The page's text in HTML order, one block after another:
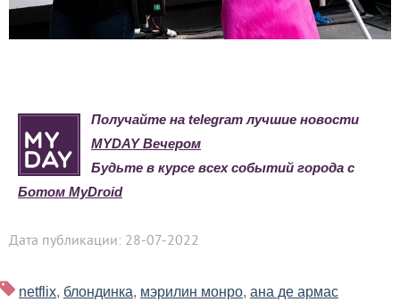
Получайте на telegram лучшие новости
MYDAY Вечером
Будьте в курсе всех событий города с
Ботом MyDroid
Дата публикации: 28-07-2022
netflix, блондинка, мэрилин монро, ана де армас